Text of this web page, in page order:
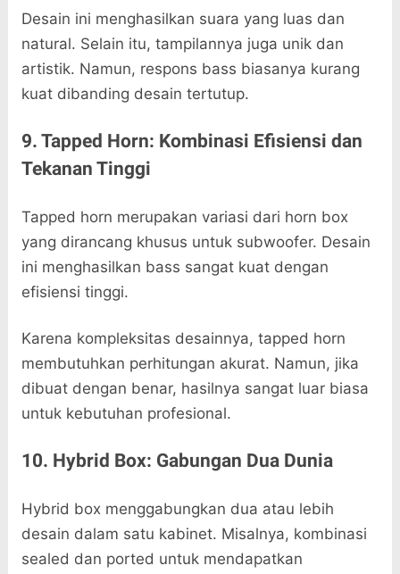
Desain ini menghasilkan suara yang luas dan
natural. Selain itu, tampilannya juga unik dan
artistik. Namun, respons bass biasanya kurang
kuat dibanding desain tertutup.
9. Tapped Horn: Kombinasi Efisiensi dan
Tekanan Tinggi
Tapped horn merupakan variasi dari horn box
yang dirancang khusus untuk subwoofer. Desain
ini menghasilkan bass sangat kuat dengan
efisiensi tinggi.
Karena kompleksitas desainnya, tapped horn
membutuhkan perhitungan akurat. Namun, jika
dibuat dengan benar, hasilnya sangat luar biasa
untuk kebutuhan profesional.
10. Hybrid Box: Gabungan Dua Dunia
Hybrid box menggabungkan dua atau lebih
desain dalam satu kabinet. Misalnya, kombinasi
sealed dan ported untuk mendapatkan